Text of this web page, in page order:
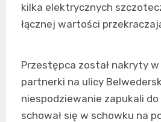
kilka elektrycznych
łącznej wartości
Przestępca został nakryty
partnerki na ulicy
niespodziewanie zapukali
schował się w schowku na